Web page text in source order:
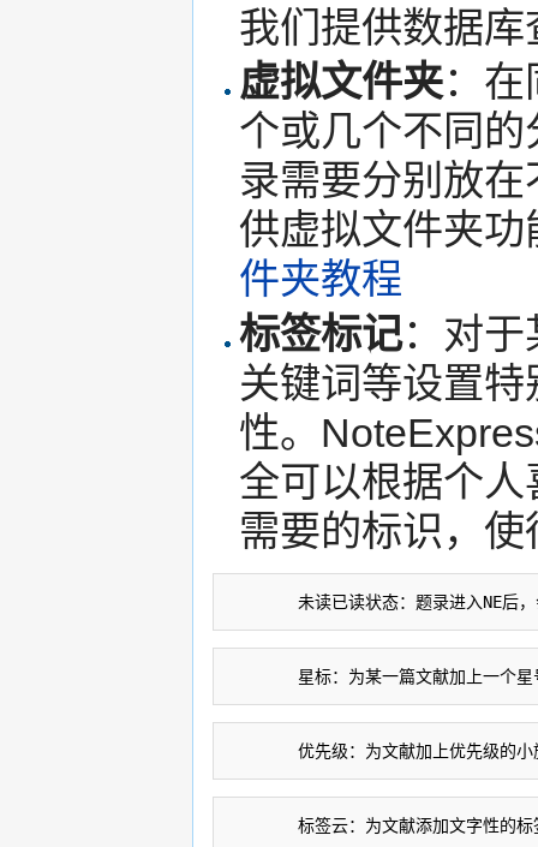
我们提供数据
虚拟文件夹：
个或几个不同
录需要分别放
供虚拟文件夹
件夹教程
标签标记：对于
关键词等设置
性。
全可以根据个
需要的标识，
未读已读状态：题录进入NE后，
星标：为某一篇文献加上一个星
优先级：为文献加上优先级的
标签云：为文献添加文字性的标